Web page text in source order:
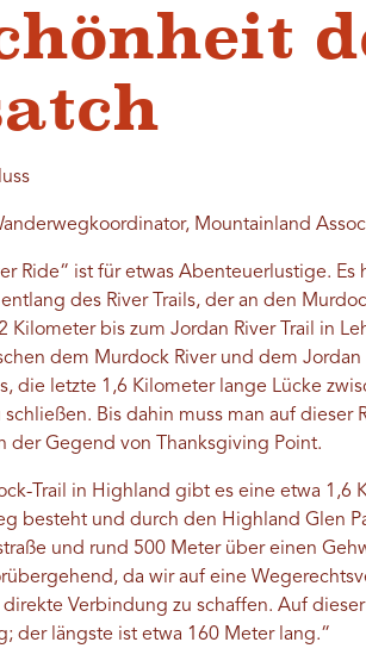
Mountainland
Ride“ ist für etwas Abenteuerlustige.
des River Trails, der an den
Kilometer bis zum Jordan River Trail in
dem Murdock River und dem
die letzte 1,6 Kilometer lange Lücke
schließen. Bis dahin muss man auf
der Gegend von Thanksgiving Point.
Trail in Highland gibt es eine etwa
besteht und durch den Highland Glen
und rund 500 Meter über einen
da wir auf eine
Verbindung zu schaffen. Auf
der längste ist etwa 160 Meter lang.“